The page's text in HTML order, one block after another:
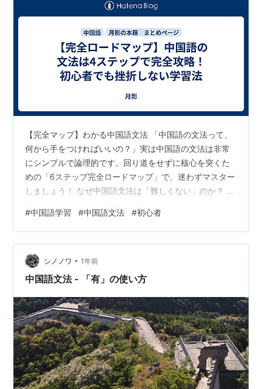
【完全マップ】わかる中国語文法 「中国語の文法って、
何から手をつければいいの？」実は中国語の文法は非常
にシンプルで論理的です。回り道をせずに核心を突くた
めの「6ステップ完全ロードマップ」で、迷わずマスター
しましょう！ なぜ中国語文法は「難しくない」のか？ 文
ための"指定席"を覚えるゲーム」です。 動詞の活用がな
い：過去・未来で形が変わりません。 格変化がない：名
詞の性別や複数形に悩む必要もありません。 漢字のアド
バンテージ：日本人なら構造さえ掴めば意味を推測でき
ます。 ステップ1：【基礎編】文の「部品」を知る 漢字
#中国語学習 #中国語文法 #初心者
シノノワ • 1年前
中国語文法 - 「有」の使い方